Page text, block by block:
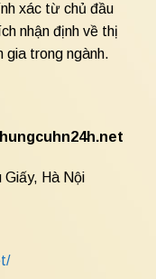
xác từ chủ đầu
nhận định về thị
trong ngành.
Giấy, Hà Nội